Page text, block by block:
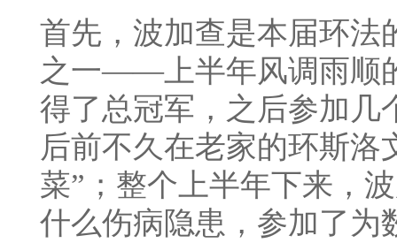
首先，波加查是本届环法
之一——上半年风调雨顺
得了总冠军，之后参加几
后前不久在老家的环斯洛
菜”；整个上半年下来，
什么伤病隐患，参加了为